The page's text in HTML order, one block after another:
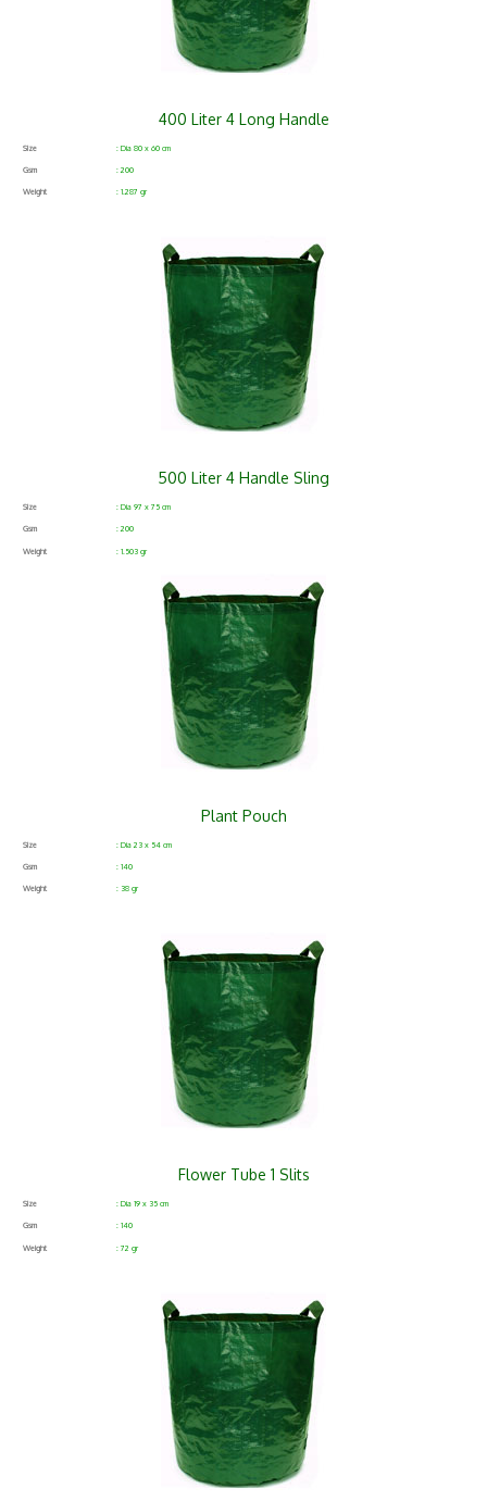
400 Liter 4 Long Handle
Size : Dia 80 x 60 cm
Gsm : 200
Weight : 1.287 gr
500 Liter 4 Handle Sling
Size : Dia 97 x 75 cm
Gsm : 200
Weight : 1.503 gr
Plant Pouch
Size : Dia 23 x 54 cm
Gsm : 140
Weight : 38 gr
Flower Tube 1 Slits
Size : Dia 19 x 35 cm
Gsm : 140
Weight : 72 gr